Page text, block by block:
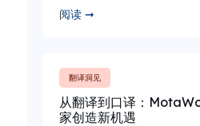
阅读 ➞
翻译洞见
从翻译到口译：
家创造新机遇